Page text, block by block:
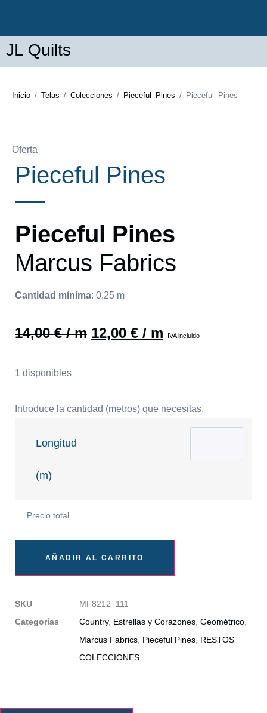
JL Quilts
Inicio / Telas / Colecciones / Pieceful Pines / Pieceful Pines
Oferta
Pieceful Pines
Pieceful Pines
Marcus Fabrics
Cantidad mínima: 0,25 m
14,00€/ m 12,00 € / m IVA incluido
1 disponibles
Introduce la cantidad (metros) que necesitas.
Longitud
(m)
Precio total
AÑADIR AL CARRITO
SKU
MF8212_111
Categorías
Country, Estrellas y Corazones Geométrico
Marcus Fabrics Pieceful Pines RESTOS
COLECCIONES